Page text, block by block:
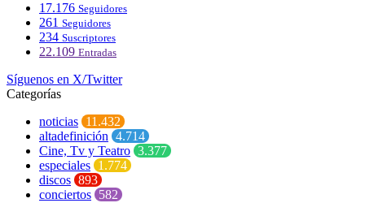
17.176 Seguidores
261 Seguidores
234 Suscriptores
22.109 Entradas
Síguenos en X/Twitter
Categorías
noticias 11.432
altadefinición 4.714
Cine, Tv y Teatro 3.377
especiales 1.774
discos 893
conciertos 582